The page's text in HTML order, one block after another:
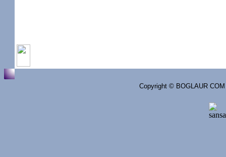
Copyright © BOGLAUR